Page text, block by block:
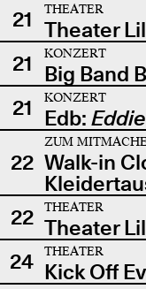
21
THEATER
Theater
21
KONZERT
Big Band
21
KONZERT
Edb:
22
ZUM
Walk-in
22
THEATER
Theater
24
THEATER
Kick Off